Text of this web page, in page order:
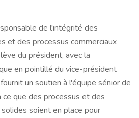
de l'intégrité des
et des processus commerciaux
du président, avec la
en pointillé du vice-président
un soutien à l'équipe sénior de
que des processus et des
soient en place pour